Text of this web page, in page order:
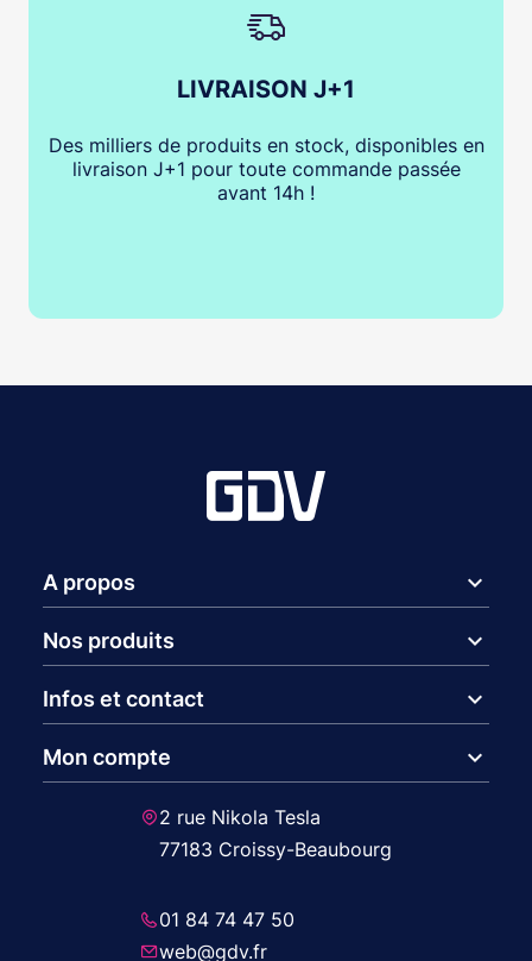
LIVRAISON J+1
Des milliers de produits en stock, disponibles en
livraison J+1 pour toute commande passée
avant 14h !
A propos expand_more
Nos produits expand_more
Infos et contact expand_more
Mon compte expand_more
2 rue Nikola Tesla
77183 Croissy-Beaubourg
01 84 74 47 50
web@gdv.fr